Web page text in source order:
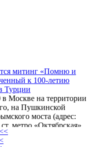
митинг «Помню и
к 100-летию
Турции
в Москве на территории
на Пушкинской
моста (адрес:
метро «Октябрская»,
состоится митинг
посвященный 100-